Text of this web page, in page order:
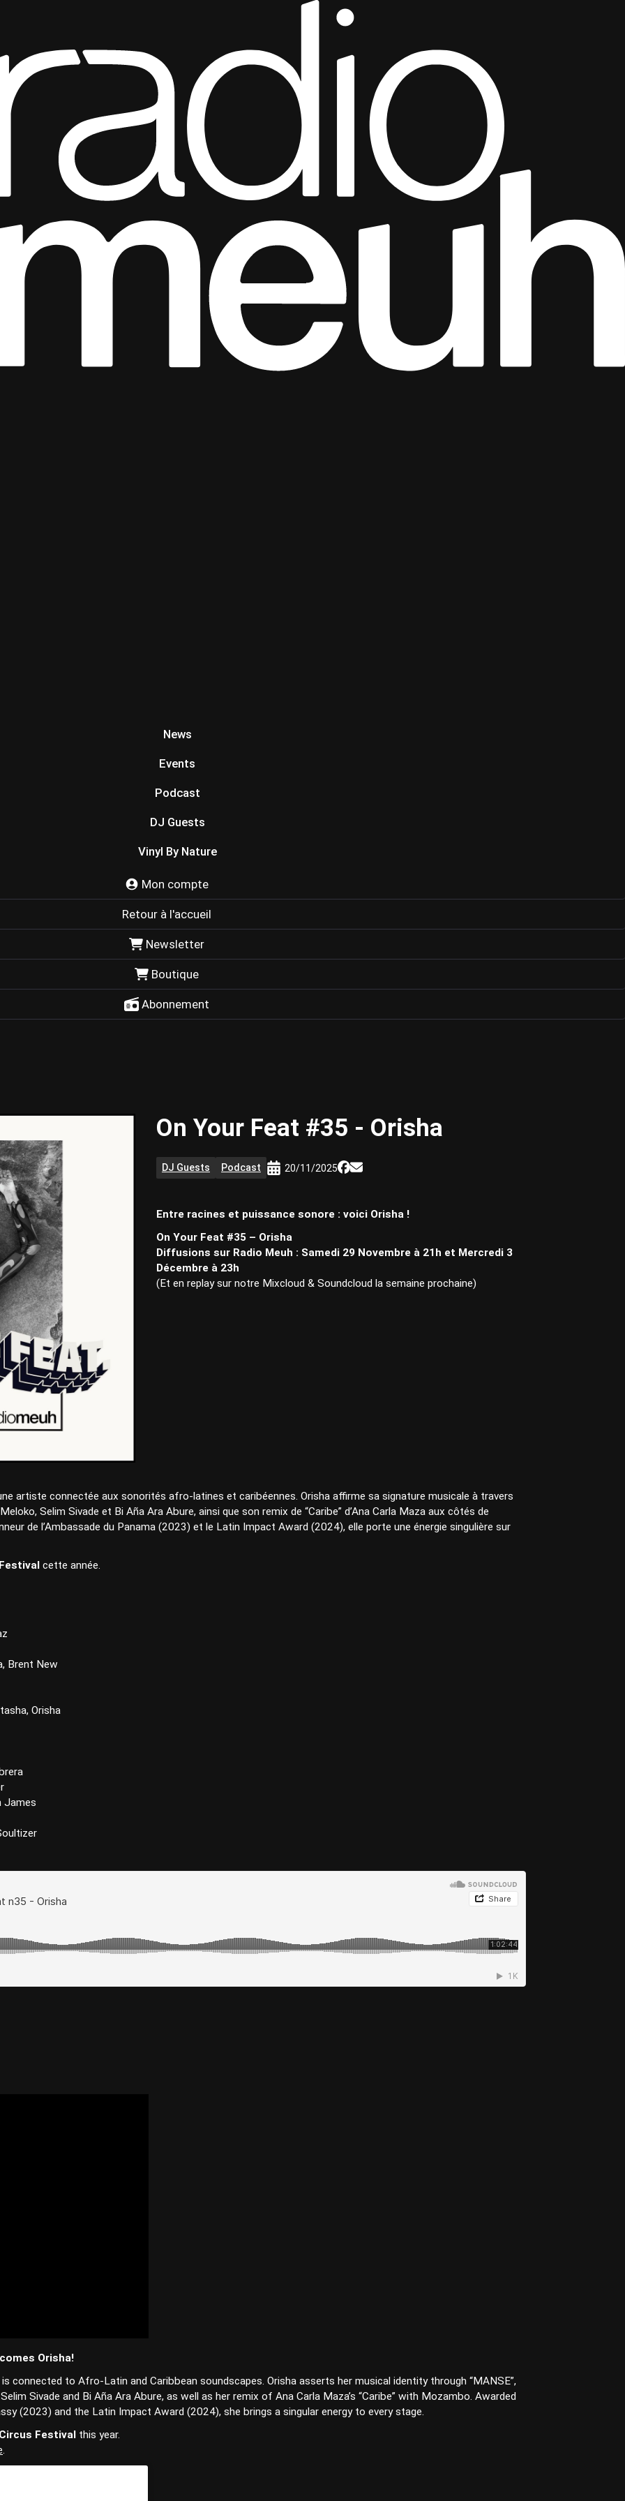
News
Events
Podcast
DJ Guests
Vinyl By Nature
Mon compte
Retour à l'accueil
Newsletter
Boutique
Abonnement
On Your Feat #35 - Orisha
DJ Guests Podcast 20/11/2025
Entre racines et puissance sonore : voici Orisha !
On Your Feat #35 – Orisha
Diffusions sur Radio Meuh : Samedi 29 Novembre à 21h et Mercredi 3
Décembre à 23h
(Et en replay sur notre Mixcloud & Soundcloud la semaine prochaine)
artiste connectée aux sonorités afro-latines et caribéennes. Orisha affirme sa signature musicale à travers
Selim Sivade et Bi Aña Ara Abure, ainsi que son remix de “Caribe” d’Ana Carla Maza aux côtés de
de l’Ambassade du Panama (2023) et le Latin Impact Award (2024), elle porte une énergie singulière sur
cette année.
Brent New
Orisha
James
Orisha!
connected to Afro-Latin and Caribbean soundscapes. Orisha asserts her musical identity through “MANSE”,
Sivade and Bi Aña Ara Abure, as well as her remix of Ana Carla Maza’s “Caribe” with Mozambo. Awarded
(2023) and the Latin Impact Award (2024), she brings a singular energy to every stage.
Festival this year.
.